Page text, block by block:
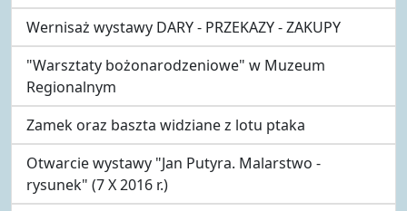
Wernisaż wystawy DARY - PRZEKAZY - ZAKUPY
"Warsztaty bożonarodzeniowe" w Muzeum
Regionalnym
Zamek oraz baszta widziane z lotu ptaka
Otwarcie wystawy "Jan Putyra. Malarstwo -
rysunek" (7 X 2016 r.)